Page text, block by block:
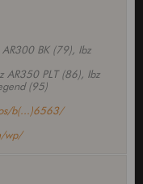
BK (79), Ibz
AR350 PLT (86), Ibz
(95)
b(...)6563/
wp/